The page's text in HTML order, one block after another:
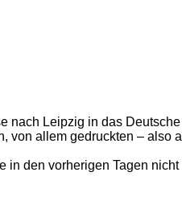
Leipzig in das
von allem gedruckten – also
den vorherigen Tagen